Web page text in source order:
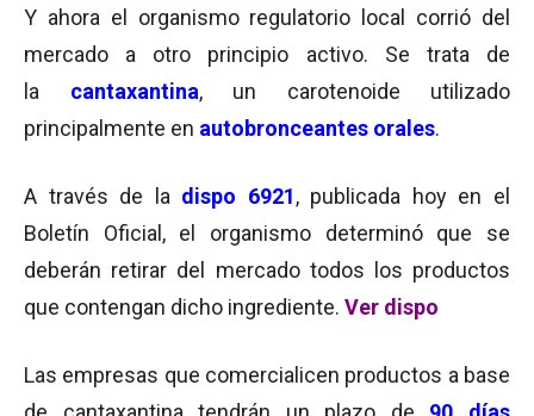
Y ahora el organismo regulatorio local corrió del
mercado a otro principio activo. Se trata de
la cantaxantina, un carotenoide utilizado
principalmente en autobronceantes orales.
A través de la dispo 6921, publicada hoy en el
Boletín Oficial, el organismo determinó que se
deberán retirar del mercado todos los productos
que contengan dicho ingrediente. Ver dispo
Las empresas que comercialicen productos a base